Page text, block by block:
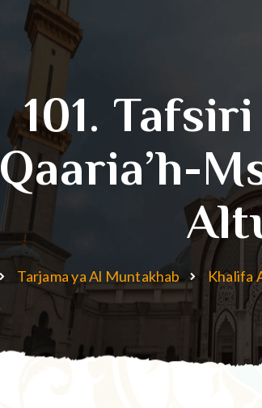
101.
Qaaria’h-
Tarjama ya Al Muntakhab Khalifa